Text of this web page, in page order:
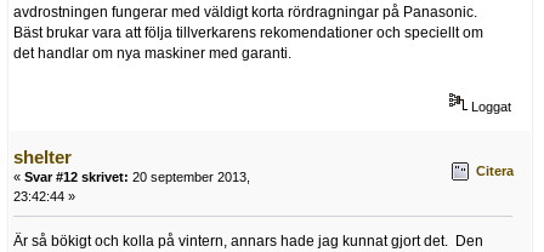
avdrostningen fungerar med väldigt korta rördragningar på Panasonic.
Bäst brukar vara att följa tillverkarens rekomendationer och speciellt om
det handlar om nya maskiner med garanti.
Loggat
shelter
« Svar #12 skrivet: 20 september 2013,
23:42:44 »
Citera
Är så bökigt och kolla på vintern, annars hade jag kunnat gjort det. Den